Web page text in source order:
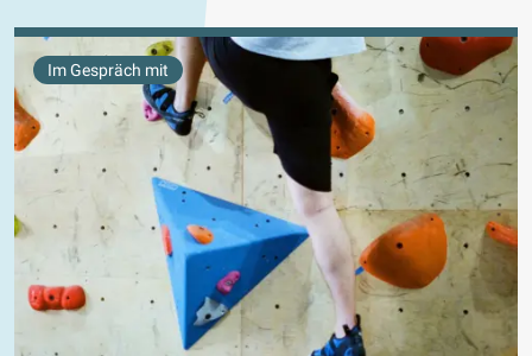
Im Gespräch mit